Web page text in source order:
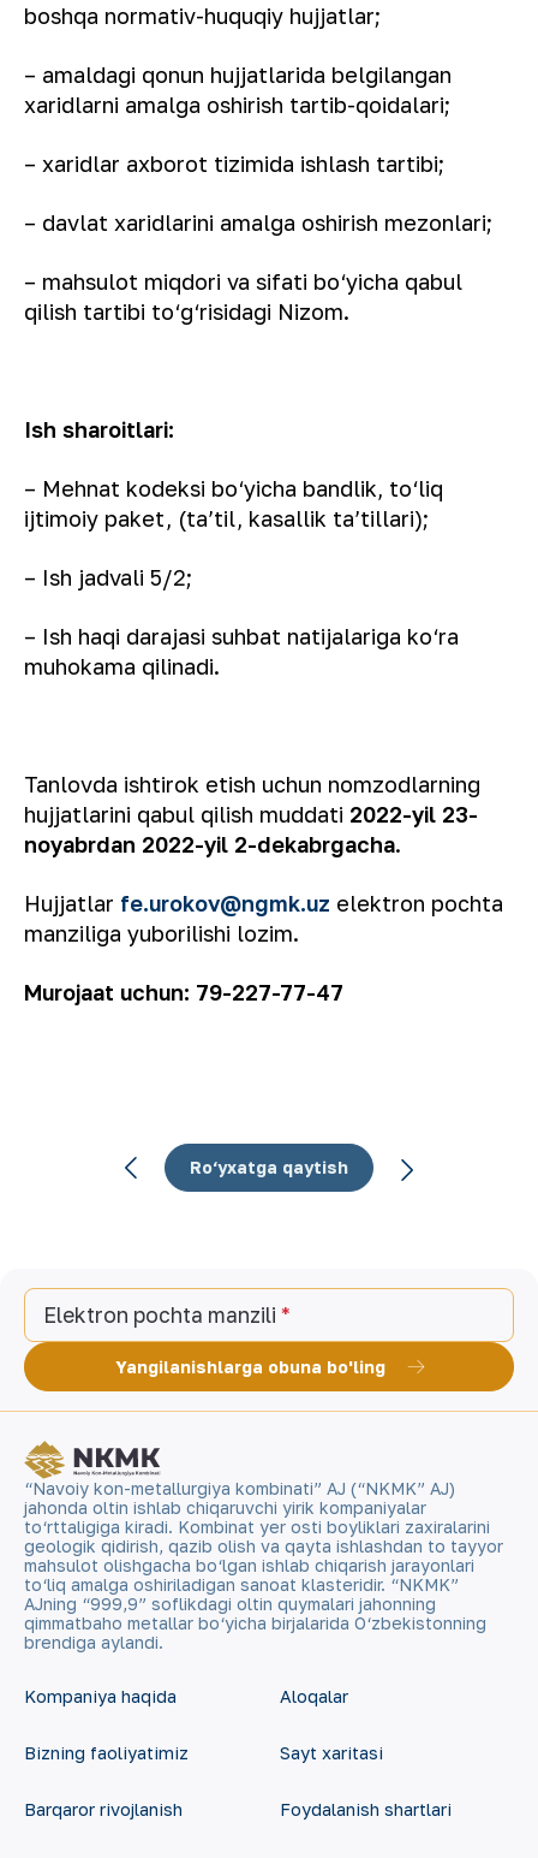
boshqa normativ-huquqiy hujjatlar;
– amaldagi qonun hujjatlarida belgilangan
xaridlarni amalga oshirish tartib-qoidalari;
– xaridlar axborot tizimida ishlash tartibi;
– davlat xaridlarini amalga oshirish mezonlari;
– mahsulot miqdori va sifati bo‘yicha qabul
qilish tartibi to‘g‘risidagi Nizom.
Ish sharoitlari:
– Mehnat kodeksi bo‘yicha bandlik, to‘liq
ijtimoiy paket, (taʼtil, kasallik taʼtillari);
– Ish jadvali 5/2;
– Ish haqi darajasi suhbat natijalariga ko‘ra
muhokama qilinadi.
Tanlovda ishtirok etish uchun nomzodlarning
hujjatlarini qabul qilish muddati 2022-yil 23-
noyabrdan 2022-yil 2-dekabrgacha.
Hujjatlar fe.urokov@ngmk.uz elektron pochta
manziliga yuborilishi lozim.
Murojaat uchun: 79-227-77-47
Ro‘yxatga qaytish
Elektron pochta manzili
Yangilanishlarga obuna bo'ling
“Navoiy kon-metallurgiya kombinati” AJ (“NKMK” AJ)
jahonda oltin ishlab chiqaruvchi yirik kompaniyalar
to‘rttaligiga kiradi. Kombinat yer osti boyliklari zaxiralarini
geologik qidirish, qazib olish va qayta ishlashdan to tayyor
mahsulot olishgacha bo‘lgan ishlab chiqarish jarayonlari
to‘liq amalga oshiriladigan sanoat klasteridir. “NKMK”
AJning “999,9” soflikdagi oltin quymalari jahonning
qimmatbaho metallar bo‘yicha birjalarida O‘zbekistonning
brendiga aylandi.
Kompaniya haqida
Bizning faoliyatimiz
Barqaror rivojlanish
Aloqalar
Sayt xaritasi
Foydalanish shartlari